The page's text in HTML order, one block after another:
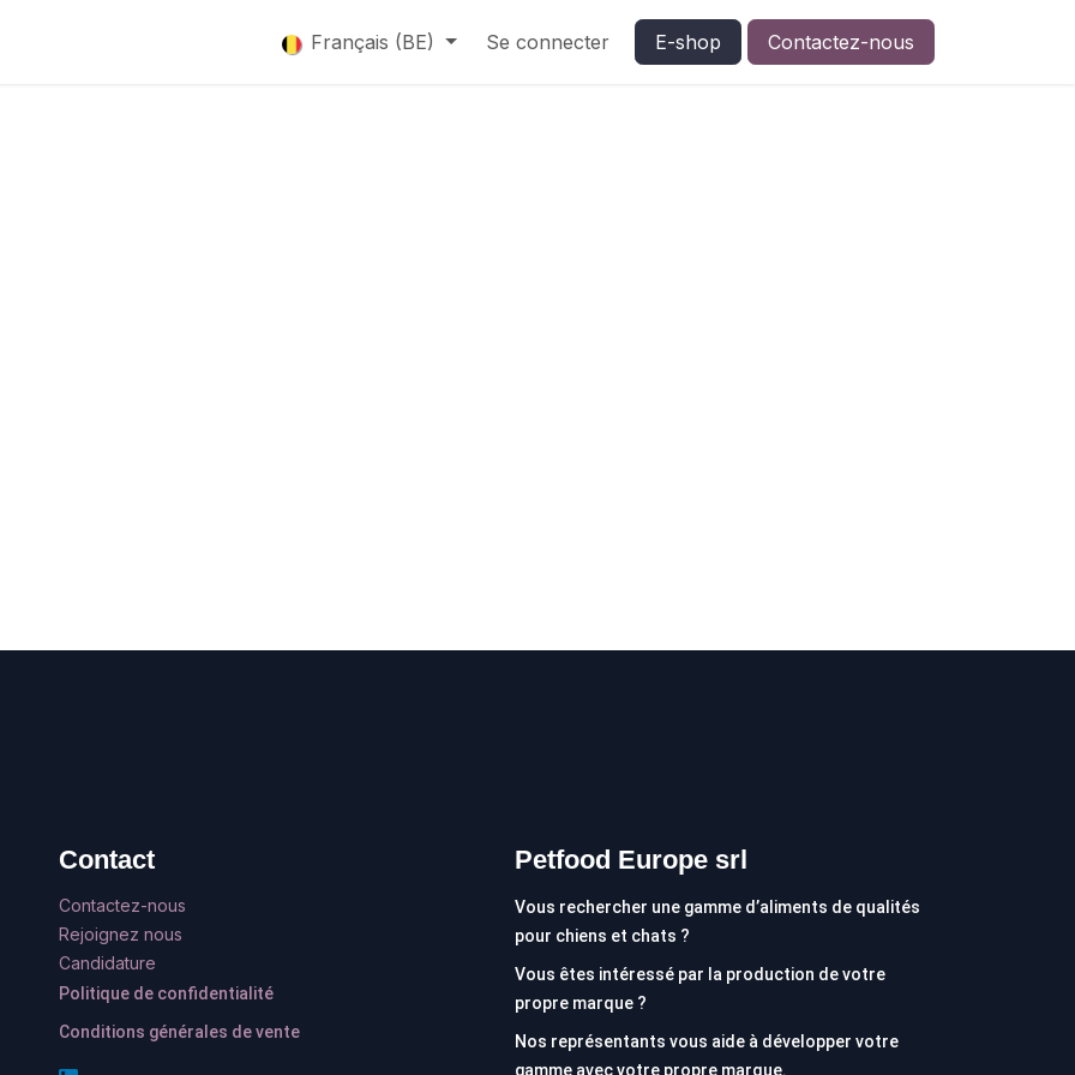
Français (BE) Se connecter E-shop Contactez-nous
Contact
Contactez-nous
Rejoignez nous
Candidature
Politique de confidentialité
Conditions générales de vente
Petfood Europe srl
Vous rechercher une gamme d’aliments de qualités
pour chiens et chats ?
Vous êtes intéressé par la production de votre
propre marque ?
Nos représentants vous aide à développer votre
gamme avec votre propre marque.